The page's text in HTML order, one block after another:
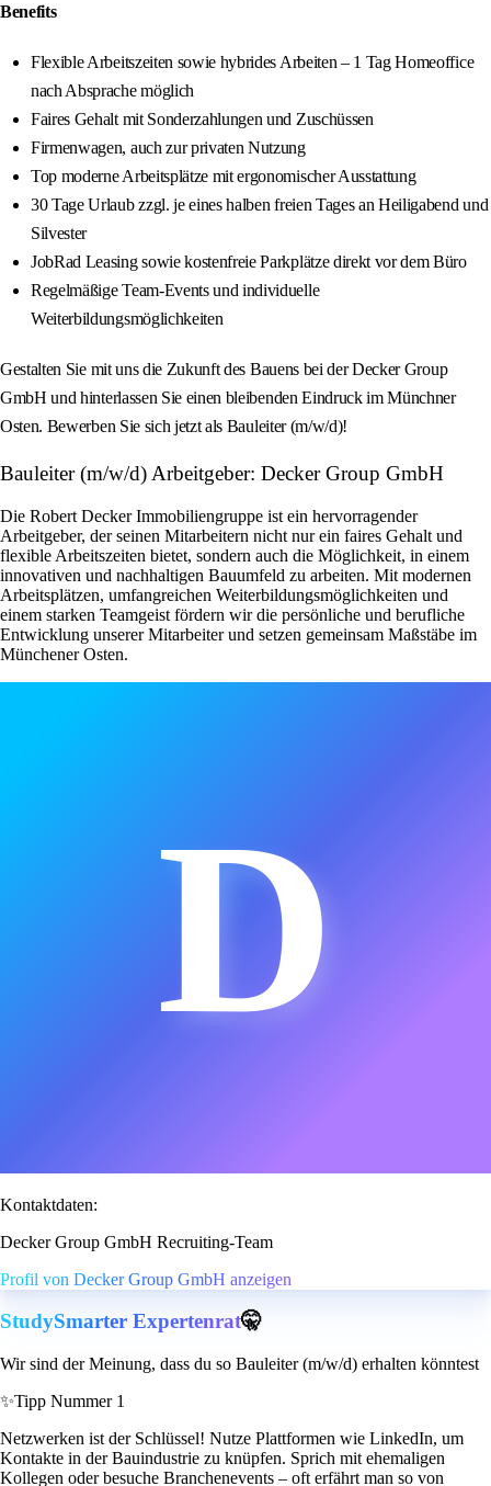
Benefits
Flexible Arbeitszeiten sowie hybrides Arbeiten – 1 Tag Homeoffice
nach Absprache möglich
Faires Gehalt mit Sonderzahlungen und Zuschüssen
Firmenwagen, auch zur privaten Nutzung
Top moderne Arbeitsplätze mit ergonomischer Ausstattung
30 Tage Urlaub zzgl. je eines halben freien Tages an Heiligabend und
Silvester
JobRad Leasing sowie kostenfreie Parkplätze direkt vor dem Büro
Regelmäßige Team-Events und individuelle
Weiterbildungsmöglichkeiten
Gestalten Sie mit uns die Zukunft des Bauens bei der Decker Group
GmbH und hinterlassen Sie einen bleibenden Eindruck im Münchner
Osten. Bewerben Sie sich jetzt als Bauleiter (m/w/d)!
Bauleiter (m/w/d) Arbeitgeber: Decker Group GmbH
Die Robert Decker Immobiliengruppe ist ein hervorragender
Arbeitgeber, der seinen Mitarbeitern nicht nur ein faires Gehalt und
flexible Arbeitszeiten bietet, sondern auch die Möglichkeit, in einem
innovativen und nachhaltigen Bauumfeld zu arbeiten. Mit modernen
Arbeitsplätzen, umfangreichen Weiterbildungsmöglichkeiten und
einem starken Teamgeist fördern wir die persönliche und berufliche
Entwicklung unserer Mitarbeiter und setzen gemeinsam Maßstäbe im
Münchener Osten.
D
Kontaktdaten:
Decker Group GmbH Recruiting-Team
Profil von Decker Group GmbH anzeigen
StudySmarter Expertenrat🤫
Wir sind der Meinung, dass du so Bauleiter (m/w/d) erhalten könntest
✨Tipp Nummer 1
Netzwerken ist der Schlüssel! Nutze Plattformen wie LinkedIn, um
Kontakte in der Bauindustrie zu knüpfen. Sprich mit ehemaligen
Kollegen oder besuche Branchenevents – oft erfährt man so von